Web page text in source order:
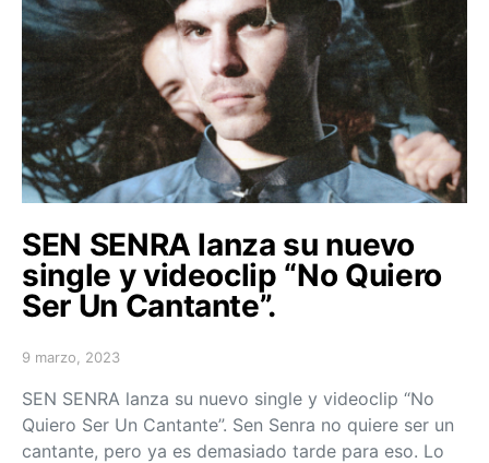
SEN SENRA lanza su nuevo
single y videoclip “No Quiero
Ser Un Cantante”.
Posted on
9 marzo, 2023
SEN SENRA lanza su nuevo single y videoclip “No
Quiero Ser Un Cantante”. Sen Senra no quiere ser un
cantante, pero ya es demasiado tarde para eso. Lo